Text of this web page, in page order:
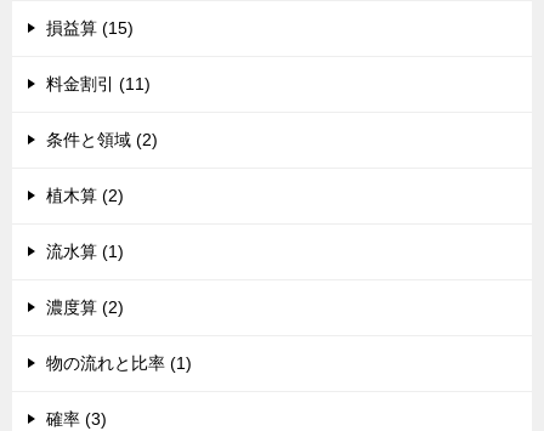
損益算 (15)
料金割引 (11)
条件と領域 (2)
植木算 (2)
流水算 (1)
濃度算 (2)
物の流れと比率 (1)
確率 (3)